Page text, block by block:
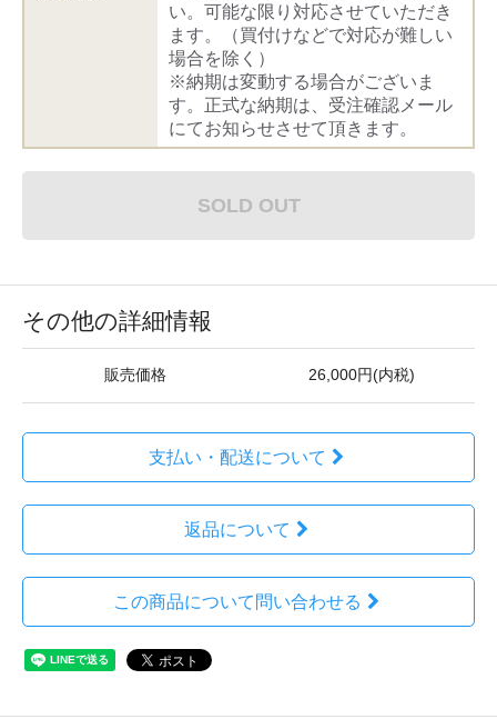
い。可能な限り対応させていただき
ます。（買付けなどで対応が難しい
場合を除く）
※納期は変動する場合がございま
す。正式な納期は、受注確認メール
にてお知らせさせて頂きます。
SOLD OUT
その他の詳細情報
販売価格 26,000円(内税)
支払い・配送について
返品について
この商品について問い合わせる